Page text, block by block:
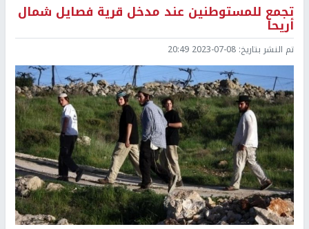
تجمع للمستوطنين عند مدخل قرية فصايل شمال
أريحا
تم النشر بتاريخ: 2023-07-08 20:49